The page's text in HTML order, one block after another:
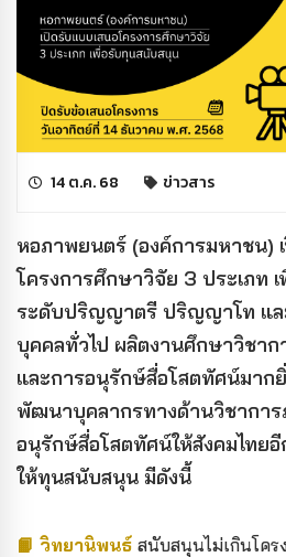
14 ต.ค. 68 ข่าวสาร
หอภาพยนตร์ (องค์การมหาชน)
โครงการศึกษาวิจัย 3 ประเภท
ระดับปริญญาตรี ปริญญาโท แ
บุคคลทั่วไป ผลิตงานศึกษาวิชา
และการอนุรักษ์สื่อโสตทัศน์มาก
พัฒนาบุคลากรทางด้านวิชากา
อนุรักษ์สื่อโสตทัศน์ให้สังคมไทยอี
ให้ทุนสนับสนุน มีดังนี้
📙 วิทยานิพนธ์ สนับสนุนไม่เกินโคร